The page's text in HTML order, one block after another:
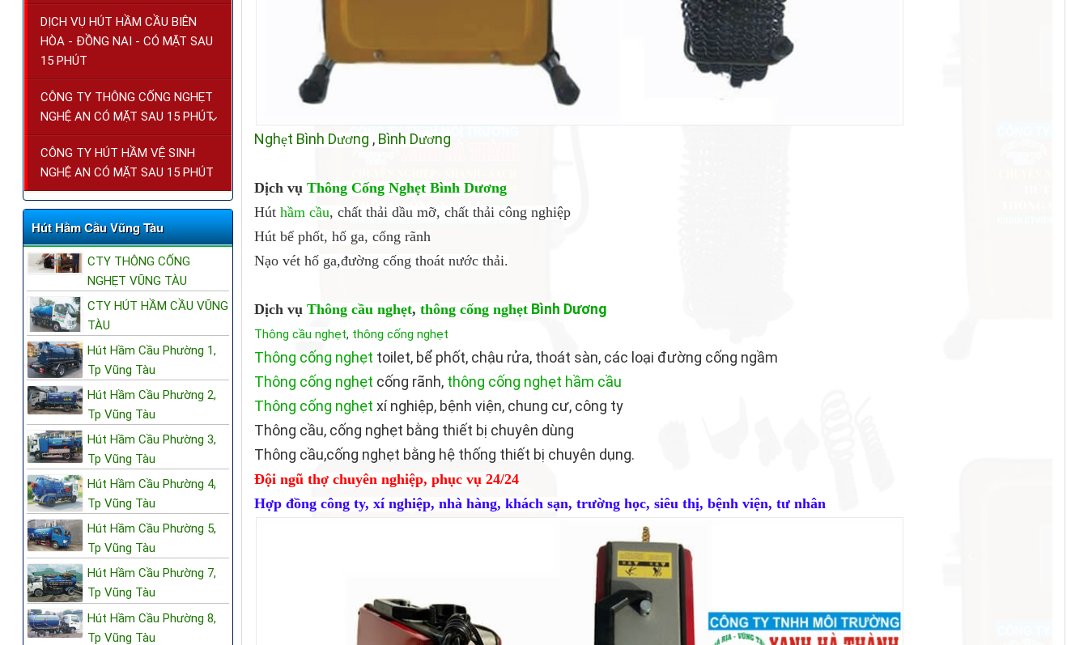
Nghẹt Bình Dương , Bình Dương
Dịch vụThông Cống Nghẹt Bình Dương
Húthầm cầu, chất thải dầu mỡ, chất thải công nghiệp
Hút bể phốt, hố ga, cống rãnh
Nạo vét hố ga,đường cống thoát nước thải.
Dịch vụThông cầu nghẹt,thông cống nghẹt Bình Dương
Thông cầu nghẹt, thông cống nghẹt
Thông cống nghẹt toilet, bể phốt, chậu rửa, thoát sàn, các loại đường cống ngầm
Thông cống nghẹt cống rãnh, thông cống nghẹt hầm cầu
Thông cống nghẹt xí nghiệp, bệnh viện, chung cư, công ty
Thông cầu, cống nghẹt bằng thiết bị chuyên dùng
Thông cầu,cống nghẹt bằng hệ thống thiết bị chuyên dụng.
Đội ngũ thợ chuyên nghiệp, phục vụ 24/24
Hợp đồng công ty, xí nghiệp, nhà hàng, khách sạn, trường học, siêu thị, bệnh viện, tư nhân
DỊCH VỤ HÚT HẦM CẦU BIÊN
HÒA - ĐỒNG NAI - CÓ MẶT SAU
15 PHÚT
CÔNG TY THÔNG CỐNG NGHẸT
NGHỆ AN CÓ MẶT SAU 15 PHÚT
CÔNG TY HÚT HẦM VỆ SINH
NGHỆ AN CÓ MẶT SAU 15 PHÚT
Hút Hầm Cầu Vũng Tàu
CTY THÔNG CỐNG
NGHẸT VŨNG TÀU
CTY HÚT HẦM CẦU VŨNG
TÀU
Hút Hầm Cầu Phường 1,
Tp Vũng Tàu
Hút Hầm Cầu Phường 2,
Tp Vũng Tàu
Hút Hầm Cầu Phường 3,
Tp Vũng Tàu
Hút Hầm Cầu Phường 4,
Tp Vũng Tàu
Hút Hầm Cầu Phường 5,
Tp Vũng Tàu
Hút Hầm Cầu Phường 7,
Tp Vũng Tàu
Hút Hầm Cầu Phường 8,
Tp Vũng Tàu